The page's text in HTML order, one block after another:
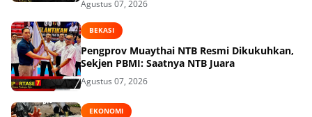
Agustus 07, 2026
BEKASI
Pengprov Muaythai NTB Resmi Dikukuhkan,
Sekjen PBMI: Saatnya NTB Juara
Agustus 07, 2026
EKONOMI